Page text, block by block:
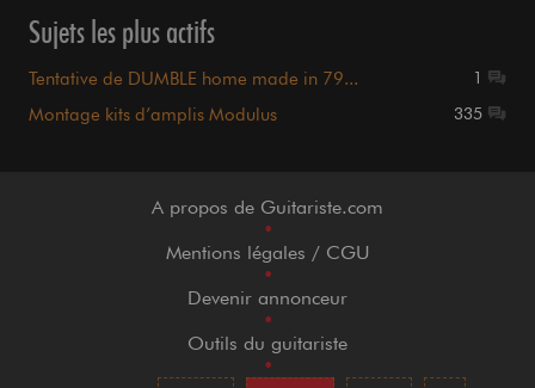
Sujets les plus actifs
Tentative de DUMBLE home made in 79... 1
Montage kits d’amplis Modulus 335
A propos de Guitariste.com
•
Mentions légales / CGU
•
Devenir annonceur
•
Outils du guitariste
•